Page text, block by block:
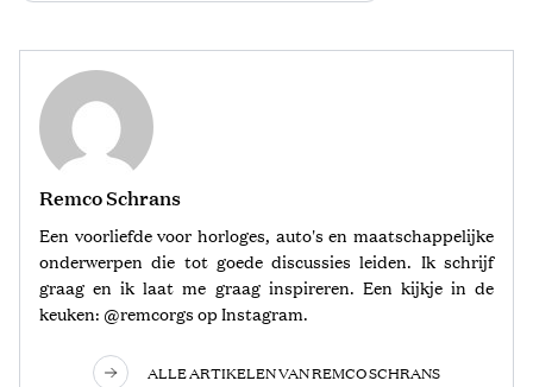
Remco Schrans
Een voorliefde voor horloges, auto's en maatschappelijke
onderwerpen die tot goede discussies leiden. Ik schrijf
graag en ik laat me graag inspireren. Een kijkje in de
keuken: @remcorgs op Instagram.
ALLE ARTIKELEN VAN REMCO SCHRANS